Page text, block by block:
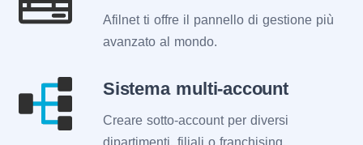
Afilnet ti offre il pannello di gestione più
avanzato al mondo.
Sistema multi-account
Creare sotto-account per diversi